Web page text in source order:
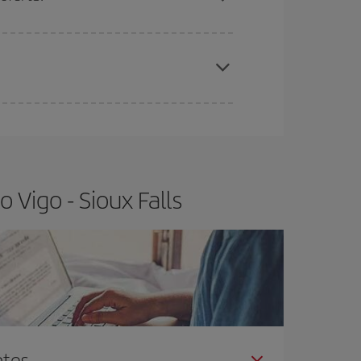
- Sioux Falls